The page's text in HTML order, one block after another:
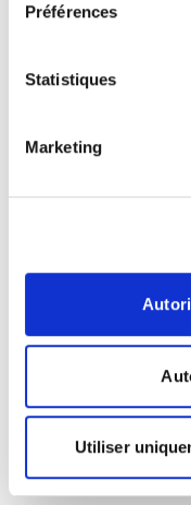
Préférences
Statistiques
Marketing
Utiliser